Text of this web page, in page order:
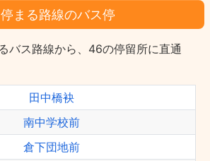
停まる路線のバス停
バス路線から、46の停留所に直通
田中橋袂
南中学校前
倉下団地前